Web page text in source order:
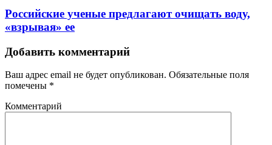
Российские ученые предлагают очищать воду,
«взрывая» ее
Добавить комментарий
Ваш адрес email не будет опубликован. Обязательные поля
помечены *
Комментарий